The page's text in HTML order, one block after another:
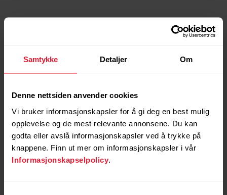
Samtykke Detaljer Om
Denne nettsiden anvender cookies
Vi bruker informasjonskapsler for å gi deg en best mulig
opplevelse og de mest relevante annonsene. Du kan
godta eller avslå informasjonskapsler ved å trykke på
knappene. Finn ut mer om informasjonskapsler i vår
Informasjonskapselpolicy
Vitenskapen som ligger